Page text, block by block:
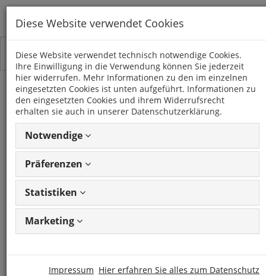
Toggle
navigation
Kategorien
NP300 NAVARA (D231)
(2016 -)
15 Artikel
Artikel1 - 15 von 15
Artikeln
ändern
Diese Website verwendet Cookies
Diese Website verwendet technisch notwendige Cookies.
Ihre Einwilligung in die Verwendung können Sie jederzeit
hier widerrufen. Mehr Informationen zu den im einzelnen
eingesetzten Cookies ist unten aufgeführt. Informationen zu
den eingesetzten Cookies und ihrem Widerrufsrecht
erhalten sie auch in unserer Datenschutzerklärung.
Notwendige
Präferenzen
Statistiken
Marketing
Impressum Hier erfahren Sie alles zum Datenschutz